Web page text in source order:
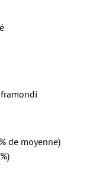
de moyenne)